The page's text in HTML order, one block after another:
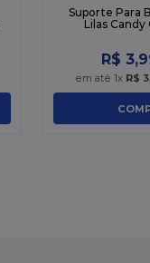
Suporte Para
Lilas Candy
R$ 3,
em até 1x R$ 3